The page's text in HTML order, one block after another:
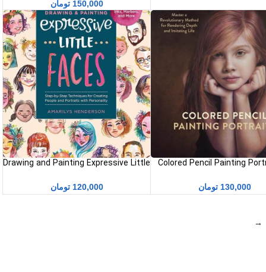
150,000 تومان
Colored Pencil Painting
130,000 تومان
Drawing and Painting Expressive Little
چهره‌های کوچک پر معنی)
120,000 تومان
→